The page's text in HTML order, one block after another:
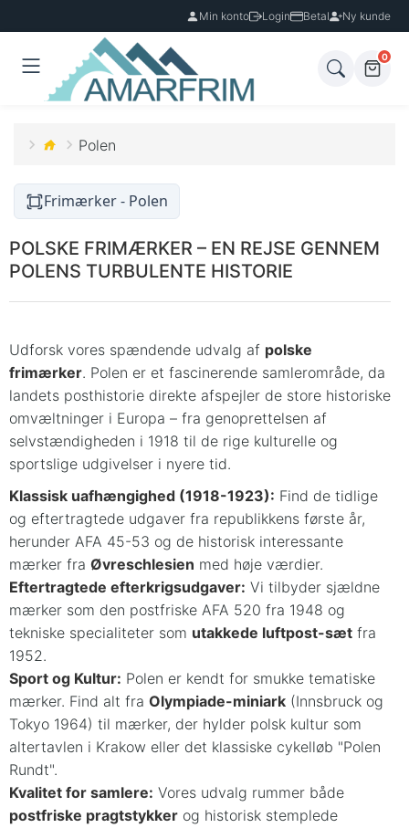
Min konto Login Betal Ny kunde
0
Polen
Frimærker - Polen
POLSKE FRIMÆRKER – EN REJSE GENNEM
POLENS TURBULENTE HISTORIE
Udforsk vores spændende udvalg af polske
frimærker. Polen er et fascinerende samlerområde, da
landets posthistorie direkte afspejler de store historiske
omvæltninger i Europa – fra genoprettelsen af
selvstændigheden i 1918 til de rige kulturelle og
sportslige udgivelser i nyere tid.
Klassisk uafhængighed (1918-1923): Find de tidlige
og eftertragtede udgaver fra republikkens første år,
herunder AFA 45-53 og de historisk interessante
mærker fra Øvreschlesien med høje værdier.
Eftertragtede efterkrigsudgaver: Vi tilbyder sjældne
mærker som den postfriske AFA 520 fra 1948 og
tekniske specialiteter som utakkede luftpost-sæt fra
1952.
Sport og Kultur: Polen er kendt for smukke tematiske
mærker. Find alt fra Olympiade-miniark (Innsbruck og
Tokyo 1964) til mærker, der hylder polsk kultur som
altertavlen i Krakow eller det klassiske cykelløb "Polen
Rundt".
Kvalitet for samlere: Vores udvalg rummer både
postfriske pragtstykker og historisk stemplede